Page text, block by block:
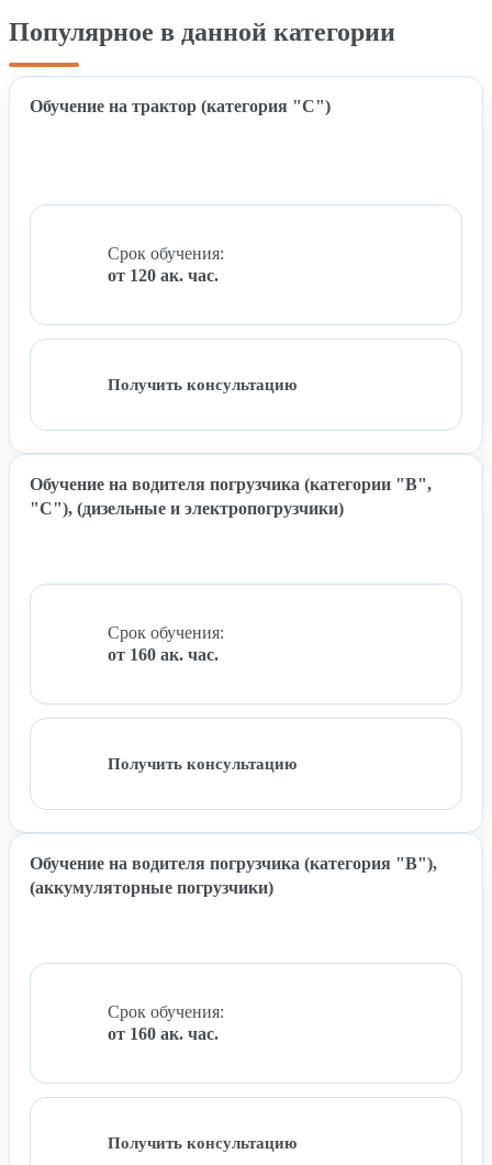
Популярное в данной категории
Обучение на трактор (категория "C")
Срок обучения:
от 120 ак. час.
Получить консультацию
Обучение на водителя погрузчика (категории "B",
"C"), (дизельные и электропогрузчики)
Срок обучения:
от 160 ак. час.
Получить консультацию
Обучение на водителя погрузчика (категория "B"),
(аккумуляторные погрузчики)
Срок обучения:
от 160 ак. час.
Получить консультацию